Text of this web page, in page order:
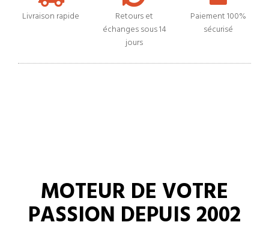
Livraison rapide
Retours et
échanges sous 14
jours
Paiement 100%
sécurisé
MOTEUR DE VOTRE
PASSION DEPUIS 2002